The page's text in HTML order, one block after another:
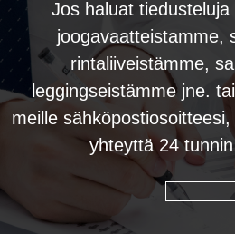
Jos haluat
joogavaatteistamme,
rintaliiveistämme,
leggingseistämme jne.
meille
yhteyttä 24